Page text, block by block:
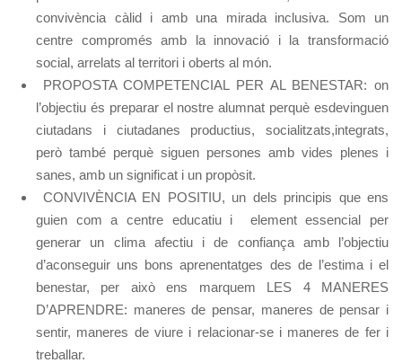
convivència càlid i amb una mirada inclusiva. Som un
centre compromés amb la innovació i la transformació
social, arrelats al territori i oberts al món.
PROPOSTA COMPETENCIAL PER AL BENESTAR: on
l’objectiu és preparar el nostre alumnat perquè esdevinguen
ciutadans i ciutadanes productius, socialitzats,integrats,
però també perquè siguen persones amb vides plenes i
sanes, amb un significat i un propòsit.
CONVIVÈNCIA EN POSITIU, un dels principis que ens
guien com a centre educatiu i element essencial per
generar un clima afectiu i de confiança amb l’objectiu
d’aconseguir uns bons aprenentatges des de l’estima i el
benestar, per això ens marquem LES 4 MANERES
D’APRENDRE: maneres de pensar, maneres de pensar i
sentir, maneres de viure i relacionar-se i maneres de fer i
treballar.